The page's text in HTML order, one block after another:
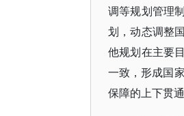
调等规划管理
划，动态调整
他规划在主要
一致，形成国
保障的上下贯